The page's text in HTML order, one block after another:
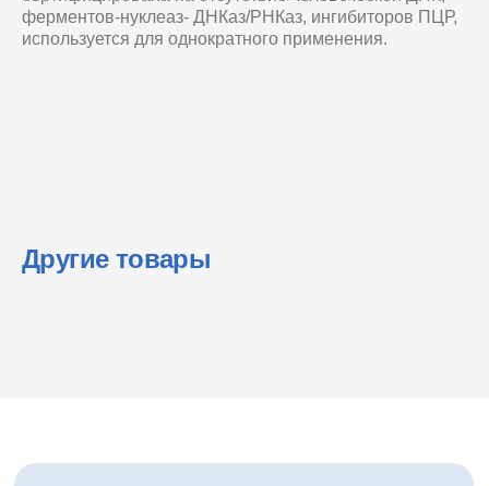
ферментов-нуклеаз- ДНКаз/РНКаз, ингибиторов ПЦР,
используется для однократного применения.
Другие товары